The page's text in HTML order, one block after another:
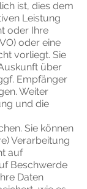
ist, dies dem
Leistung
oder Ihre
oder eine
vorliegt. Sie
über
Empfänger
Weiter
und die
Sie können
Verarbeitung
auf
Beschwerde
Daten